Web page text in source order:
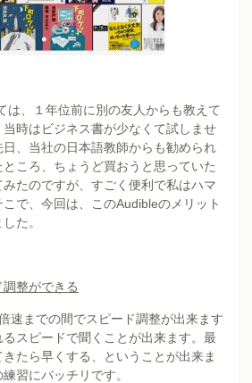
は、１年位前に別の友人からも教えて
時はビジネス書が少なくて試しませ
、当社の日本語教師からも勧められ
ころ、ちょうど買おうと思っていた
たのですが、すごく便利で私はハマ
で、今回は、このAudibleのメリット
た。
調整ができる
速までの間でスピード調整が出来ます
スピードで聞くことが出来ます。最
たら早くする、ということが出来ま
習にバッチリです。